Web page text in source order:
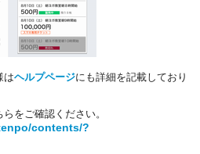
はヘルプページにも詳細を記載しており
をご確認ください。
contents/?